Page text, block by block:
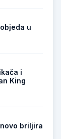
u
i
King
briljira